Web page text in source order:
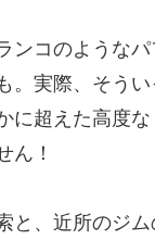
ンコのような
。実際、そう
に超えた高度
ん！
と、近所のジ